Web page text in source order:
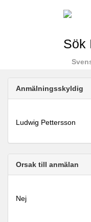
Sök
Anmälningsskyldig
Ludwig Pettersson
Orsak till anmälan
Nej